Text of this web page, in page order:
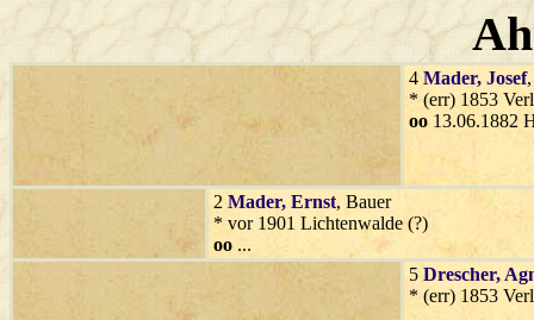
4 Mader, Josef
* (err) 1853
oo 13.06.1882
2 Mader, Ernst, Bauer
* vor 1901 Lichtenwalde (?)
oo ...
5 Drescher,
* (err) 1853